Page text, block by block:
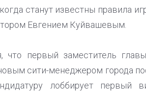
станут известны правила
Евгением Куйвашевым.
что первый заместитель
сити-менеджером города
лоббирует первый